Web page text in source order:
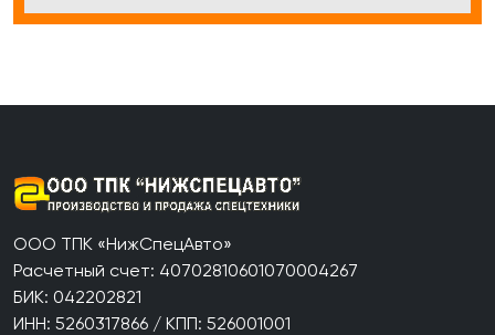
ООО ТПК «НижСпецАвто»
Расчетный счет: 40702810601070004267
БИК: 042202821
ИНН: 5260317866 / КПП: 526001001